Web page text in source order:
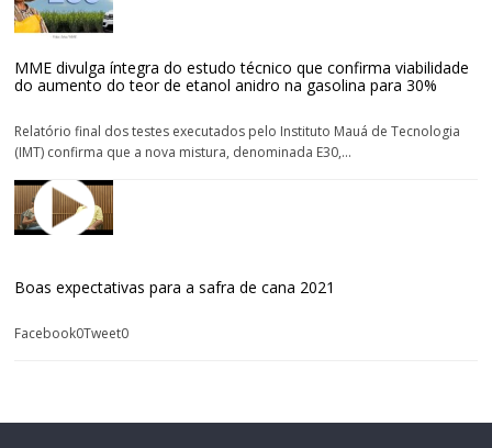
MME divulga íntegra do estudo técnico que confirma viabilidade
do aumento do teor de etanol anidro na gasolina para 30%
Relatório final dos testes executados pelo Instituto Mauá de Tecnologia
(IMT) confirma que a nova mistura, denominada E30,...
Boas expectativas para a safra de cana 2021
Facebook0Tweet0